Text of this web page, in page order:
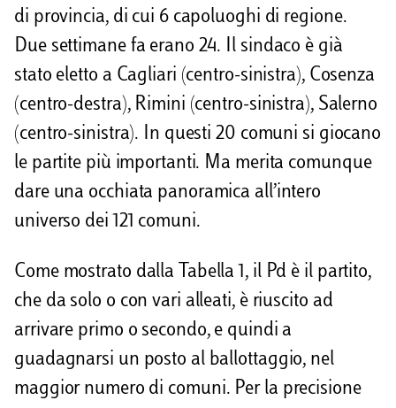
di provincia, di cui 6 capoluoghi di regione.
Due settimane fa erano 24. Il sindaco è già
stato eletto a Cagliari (centro-sinistra), Cosenza
(centro-destra), Rimini (centro-sinistra), Salerno
(centro-sinistra). In questi 20 comuni si giocano
le partite più importanti. Ma merita comunque
dare una occhiata panoramica all’intero
universo dei 121 comuni.
Come mostrato dalla Tabella 1, il Pd è il partito,
che da solo o con vari alleati, è riuscito ad
arrivare primo o secondo, e quindi a
guadagnarsi un posto al ballottaggio, nel
maggior numero di comuni. Per la precisione